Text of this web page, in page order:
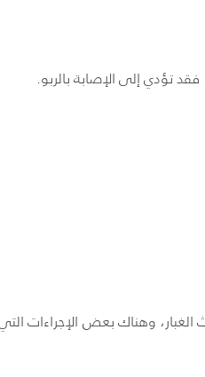
تؤدي إلى الإصابة بالربو.
وهناك بعض الإجراءات